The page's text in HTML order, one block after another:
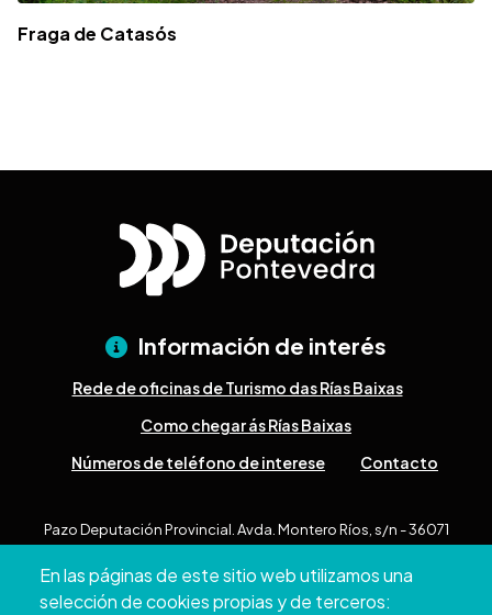
Fraga de Catasós
En las páginas de este sitio web utilizamos una
selección de cookies propias y de terceros:
Información de interés
Rede de oficinas de Turismo das Rías Baixas
Como chegar ás Rías Baixas
Números de teléfono de interese
Contacto
Pazo Deputación Provincial. Avda. Montero Ríos, s/n - 36071
+34 986 804 100 | +34 986 804 124